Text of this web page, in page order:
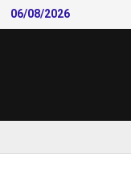
Skip
to
06/08/2026